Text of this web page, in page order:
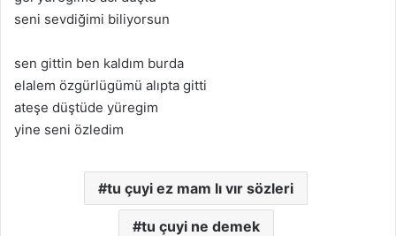
seni sevdiğimi biliyorsun
sen gittin ben kaldım burda
elalem özgürlügümü alıpta gitti
ateşe düştüde yüregim
yine seni özledim
tu çuyi ez mam lı vır sözleri
tu çuyi ne demek